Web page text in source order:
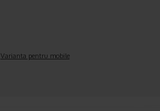
Varianta pentru mobile